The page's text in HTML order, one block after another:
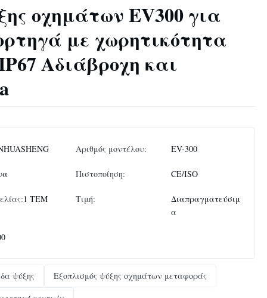
οχημάτων EV300 για
με χωρητικότητα
Αδιάβροχη και
Αριθμός μοντέλου: EV-300
Πιστοποίηση: CE/ISO
1 ΤΕΜ Τιμή:
Διαπραγματεύσιμ
α
ψύξης
Εξοπλισμός ψύξης οχημάτων μεταφοράς